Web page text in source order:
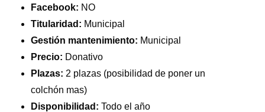
Facebook: NO
Titularidad: Municipal
Gestión mantenimiento: Municipal
Precio: Donativo
Plazas: 2 plazas (posibilidad de poner un
colchón mas)
Disponibilidad: Todo el año